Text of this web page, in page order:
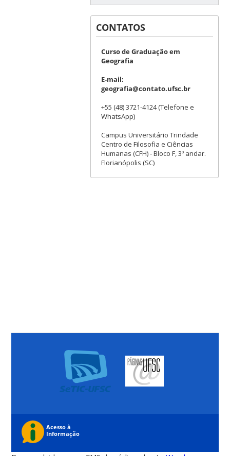
CONTATOS
Curso de Graduação em
Geografia
E-mail:
geografia@contato.ufsc.br
+55 (48) 3721-4124 (Telefone e
WhatsApp)
Campus Universitário Trindade
Centro de Filosofia e Ciências
Humanas (CFH) - Bloco F, 3º andar.
Florianópolis (SC)